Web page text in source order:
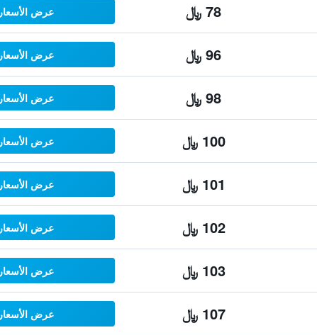
78 ﷼ عرض الأسعار
96 ﷼ عرض الأسعار
98 ﷼ عرض الأسعار
100 ﷼ عرض الأسعار
101 ﷼ عرض الأسعار
102 ﷼ عرض الأسعار
103 ﷼ عرض الأسعار
107 ﷼ عرض الأسعار